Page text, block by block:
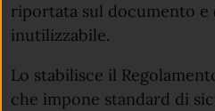
riportata sul documento e
inutilizzabile.
Lo stabilisce il
che impone standard di